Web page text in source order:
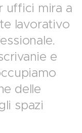
uffici mira a
lavorativo
e
delle
spazi